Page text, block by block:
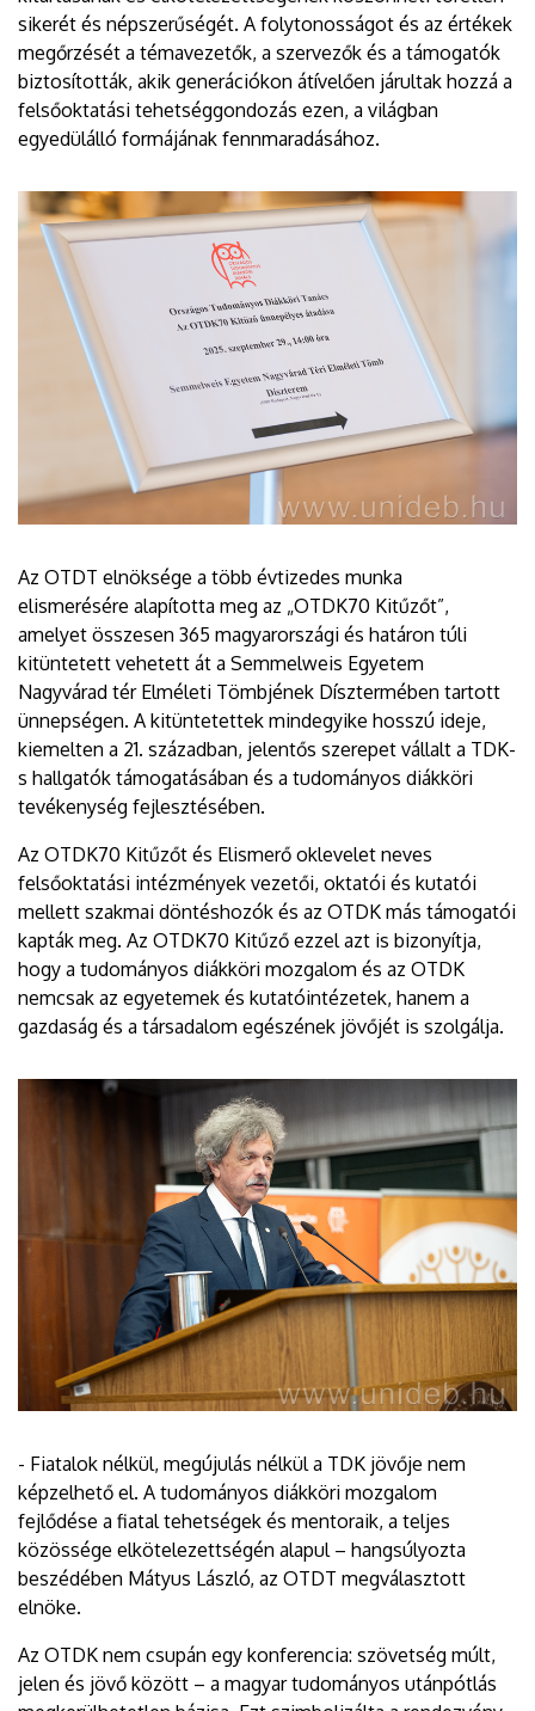
sikerét és népszerűségét. A folytonosságot és az értékek
megőrzését a témavezetők, a szervezők és a támogatók
biztosították, akik generációkon átívelően járultak hozzá a
felsőoktatási tehetséggondozás ezen, a világban
egyedülálló formájának fennmaradásához.
Az OTDT elnöksége a több évtizedes munka
elismerésére alapította meg az „OTDK70 Kitűzőt”,
amelyet összesen 365 magyarországi és határon túli
kitüntetett vehetett át a Semmelweis Egyetem
Nagyvárad tér Elméleti Tömbjének Dísztermében tartott
ünnepségen. A kitüntetettek mindegyike hosszú ideje,
kiemelten a 21. században, jelentős szerepet vállalt a TDK-
s hallgatók támogatásában és a tudományos diákköri
tevékenység fejlesztésében.
Az OTDK70 Kitűzőt és Elismerő oklevelet neves
felsőoktatási intézmények vezetői, oktatói és kutatói
mellett szakmai döntéshozók és az OTDK más támogatói
kapták meg. Az OTDK70 Kitűző ezzel azt is bizonyítja,
hogy a tudományos diákköri mozgalom és az OTDK
nemcsak az egyetemek és kutatóintézetek, hanem a
gazdaság és a társadalom egészének jövőjét is szolgálja.
- Fiatalok nélkül, megújulás nélkül a TDK jövője nem
képzelhető el. A tudományos diákköri mozgalom
fejlődése a fiatal tehetségek és mentoraik, a teljes
közössége elkötelezettségén alapul – hangsúlyozta
beszédében Mátyus László, az OTDT megválasztott
elnöke.
Az OTDK nem csupán egy konferencia: szövetség múlt,
jelen és jövő között – a magyar tudományos utánpótlás